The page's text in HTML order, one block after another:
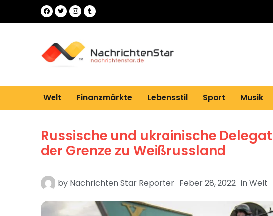
Welt Finanzmärkte Lebensstil Sport Musik
Russische und ukrainische
der Grenze zu Weißrussland
by Nachrichten Star Reporter Feber 28, 2022 inWelt